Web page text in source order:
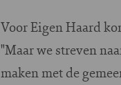
Voor Eigen Haard
"Maar we streven
maken met de